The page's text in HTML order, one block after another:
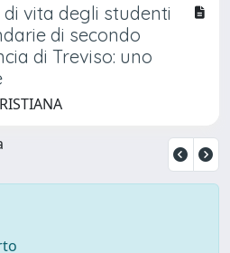
vita degli studenti
di secondo
di Treviso: uno